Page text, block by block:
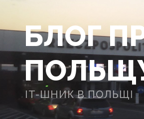
БЛОГ
IT-ШНИК В ПОЛЬЩІ